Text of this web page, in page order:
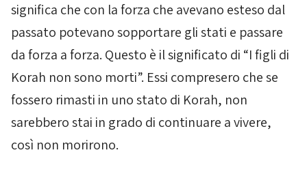
significa che con la forza che avevano esteso dal
passato potevano sopportare gli stati e passare
da forza a forza. Questo è il significato di “I figli di
Korah non sono morti”. Essi compresero che se
fossero rimasti in uno stato di Korah, non
sarebbero stai in grado di continuare a vivere,
così non morirono.